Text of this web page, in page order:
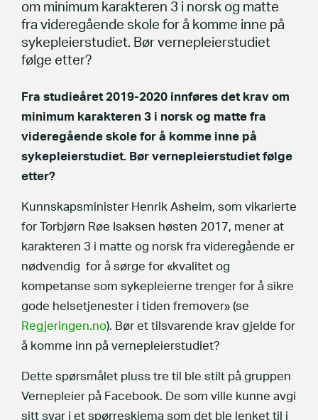
om minimum karakteren 3 i norsk og matte
fra videregående skole for å komme inne på
sykepleierstudiet. Bør vernepleierstudiet
følge etter?
Fra studieåret 2019-2020 innføres det krav om
minimum karakteren 3 i norsk og matte fra
videregående skole for å komme inne på
sykepleierstudiet. Bør vernepleierstudiet følge
etter?
Kunnskapsminister Henrik Asheim, som vikarierte
for Torbjørn Røe Isaksen høsten 2017, mener at
karakteren 3 i matte og norsk fra videregående er
nødvendig for å sørge for «kvalitet og
kompetanse som sykepleierne trenger for å sikre
gode helsetjenester i tiden fremover» (se
Regjeringen.no). Bør et tilsvarende krav gjelde for
å komme inn på vernepleierstudiet?
Dette spørsmålet pluss tre til ble stilt på gruppen
Vernepleier på Facebook. De som ville kunne avgi
sitt svar i et spørreskjema som det ble lenket til i